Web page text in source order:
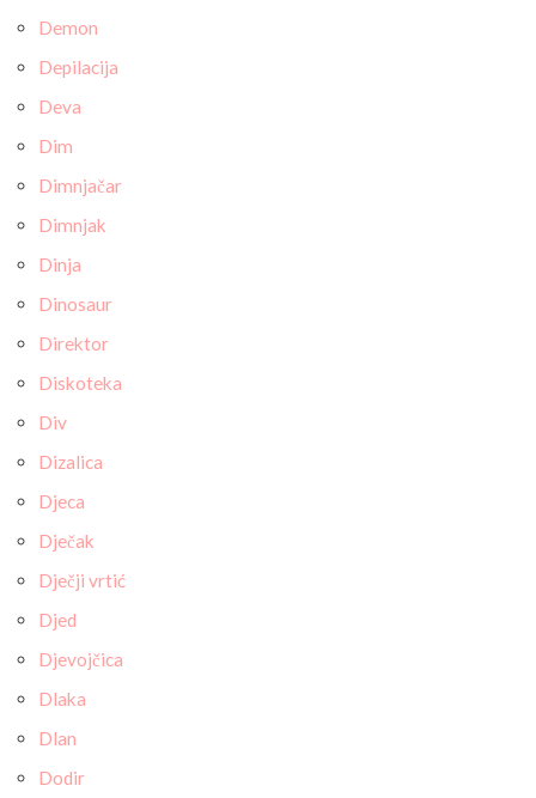
Demon
Depilacija
Deva
Dim
Dimnjačar
Dimnjak
Dinja
Dinosaur
Direktor
Diskoteka
Div
Dizalica
Djeca
Dječak
Dječji vrtić
Djed
Djevojčica
Dlaka
Dlan
Dodir